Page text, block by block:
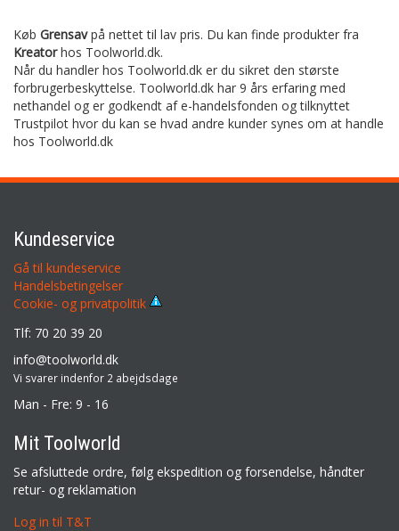
Køb Grensavpå nettet til lav pris. Du kan finde produkter fra
Kreatorhos Toolworld.dk.
Når du handler hos Toolworld.dk er du sikret den største
forbrugerbeskyttelse. Toolworld.dk har 9 års erfaring med
nethandel og er godkendt af e-handelsfonden og tilknyttet
Trustpilot hvor du kan se hvad andre kunder synes om at handle
hos Toolworld.dk
Kundeservice
Gå til kundeservice
Handelsbetingelser
Cookie- og privatpolitik
Tlf: 70 20 39 20
info@toolworld.dk
Vi svarer indenfor 2 abejdsdage
Man - Fre: 9 - 16
Mit Toolworld
Se afsluttede ordre, følg ekspedition og forsendelse, håndter
retur- og reklamation
Log in til T&T